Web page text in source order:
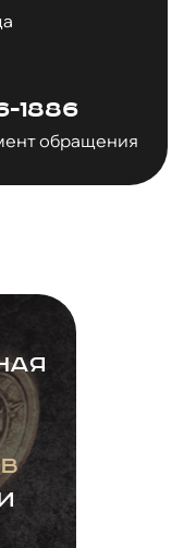
1886
обращения